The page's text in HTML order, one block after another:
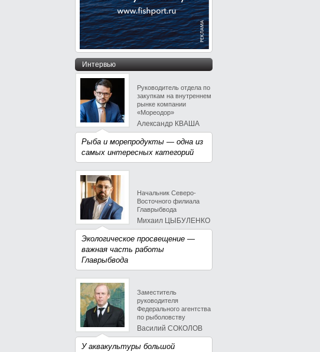
Интервью
Руководитель отдела по
закупкам на внутреннем
рынке компании
«Мореодор»
Александр КВАША
Рыба и морепродукты — одна из
самых интересных категорий
Начальник Северо-
Восточного филиала
Главрыбвода
Михаил ЦЫБУЛЕНКО
Экологическое просвещение —
важная часть работы
Главрыбвода
Заместитель
руководителя
Федерального агентства
по рыболовству
Василий СОКОЛОВ
У аквакультуры большой